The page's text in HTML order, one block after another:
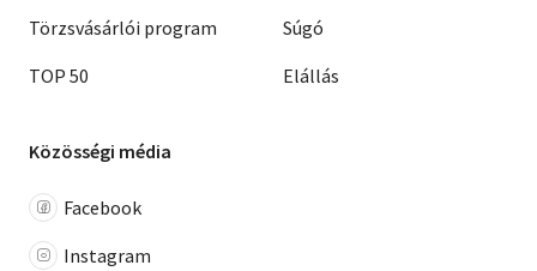
Törzsvásárlói program
TOP 50
Súgó
Elállás
Közösségi média
Facebook
Instagram